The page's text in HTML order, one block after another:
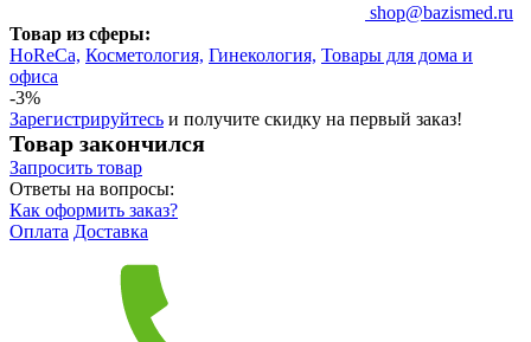
shop@bazismed.ru
Товар из сферы:
HoReCa, Косметология, Гинекология, Товары для дома и
офиса
-3%
Зарегистрируйтесь и получите скидку на первый заказ!
Товар закончился
Запросить товар
Ответы на вопросы:
Как оформить заказ?
Оплата Доставка